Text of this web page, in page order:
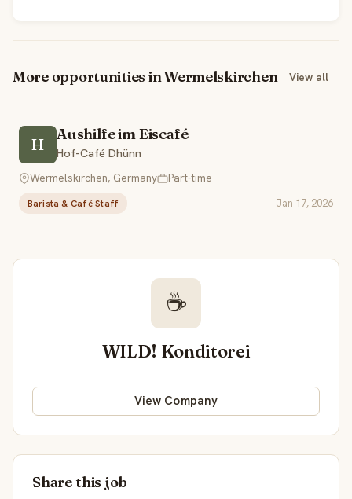
More opportunities in Wermelskirchen View all
H
Aushilfe im Eiscafé
Hof-Café Dhünn
Wermelskirchen, Germany
Part-time
Barista & Café Staff Jan 17, 2026
☕
WILD! Konditorei
View Company
Share this job